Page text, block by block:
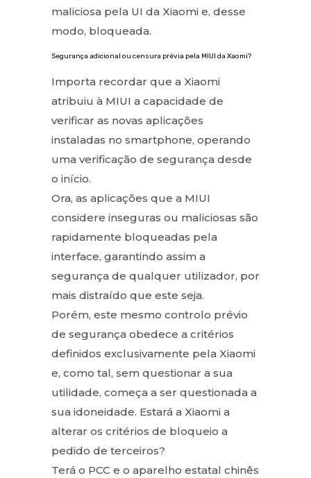
maliciosa pela UI da Xiaomi e, desse
modo, bloqueada.
Segurança adicional ou censura prévia pela MIUI da Xaomi?
Importa recordar que a Xiaomi
atribuiu à MIUI a capacidade de
verificar as novas aplicações
instaladas no smartphone, operando
uma verificação de segurança desde
o início.
Ora, as aplicações que a MIUI
considere inseguras ou maliciosas são
rapidamente bloqueadas pela
interface, garantindo assim a
segurança de qualquer utilizador, por
mais distraído que este seja.
Porém, este mesmo controlo prévio
de segurança obedece a critérios
definidos exclusivamente pela Xiaomi
e, como tal, sem questionar a sua
utilidade, começa a ser questionada a
sua idoneidade. Estará a Xiaomi a
alterar os critérios de bloqueio a
pedido de terceiros?
Terá o PCC e o aparelho estatal chinês